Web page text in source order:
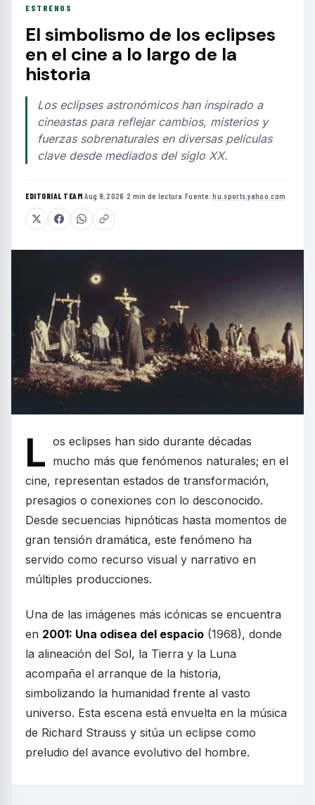
ESTRENOS
El simbolismo de los eclipses
en el cine a lo largo de la
historia
Los eclipses astronómicos han inspirado a
cineastas para reflejar cambios, misterios y
fuerzas sobrenaturales en diversas películas
clave desde mediados del siglo XX.
EDITORIAL TEAM·Aug 9, 2026 ·2 min de lectura ·Fuente:hu.sports.yahoo.com
L os eclipses han sido durante décadas
mucho más que fenómenos naturales; en el
cine, representan estados de transformación,
presagios o conexiones con lo desconocido.
Desde secuencias hipnóticas hasta momentos de
gran tensión dramática, este fenómeno ha
servido como recurso visual y narrativo en
múltiples producciones.
Una de las imágenes más icónicas se encuentra
en 2001: Una odisea del espacio (1968), donde
la alineación del Sol, la Tierra y la Luna
acompaña el arranque de la historia,
simbolizando la humanidad frente al vasto
universo. Esta escena está envuelta en la música
de Richard Strauss y sitúa un eclipse como
preludio del avance evolutivo del hombre.